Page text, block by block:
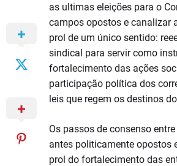
as ultimas eleições para o
campos opostos e canalizar
prol de um único sentido:
sindical para servir como
fortalecimento das ações
participação política dos
leis que regem os destinos
Os passos de consenso
antes politicamente opostos
prol do fortalecimento das